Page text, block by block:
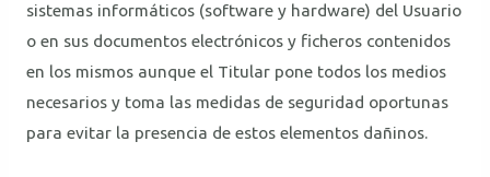
sistemas informáticos (software y hardware) del Usuario
o en sus documentos electrónicos y ficheros contenidos
en los mismos aunque el Titular pone todos los medios
necesarios y toma las medidas de seguridad oportunas
para evitar la presencia de estos elementos dañinos.